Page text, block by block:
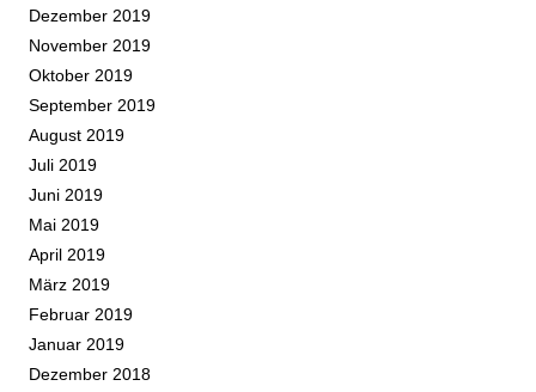
Dezember 2019
November 2019
Oktober 2019
September 2019
August 2019
Juli 2019
Juni 2019
Mai 2019
April 2019
März 2019
Februar 2019
Januar 2019
Dezember 2018